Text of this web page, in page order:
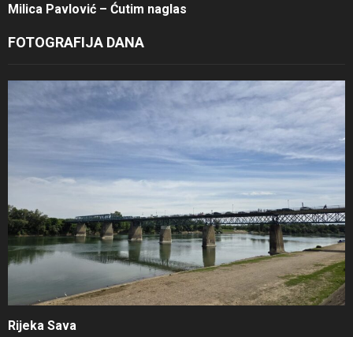
Milica Pavlović – Ćutim naglas
FOTOGRAFIJA DANA
Rijeka Sava